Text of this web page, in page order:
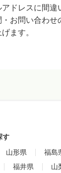
ドレスに間
お問い合わ
ます。
す
山形県 福島
福井県 山